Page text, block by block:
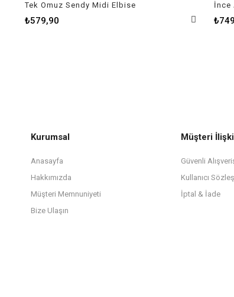
Tek Omuz Sendy Midi Elbise
₺579,90
İnce
Kurumsal
Anasayfa
Hakkımızda
Müşteri Memnuniyeti
Bize Ulaşın
Müşteri
Güvenli
Kullanıcı
İptal & İade